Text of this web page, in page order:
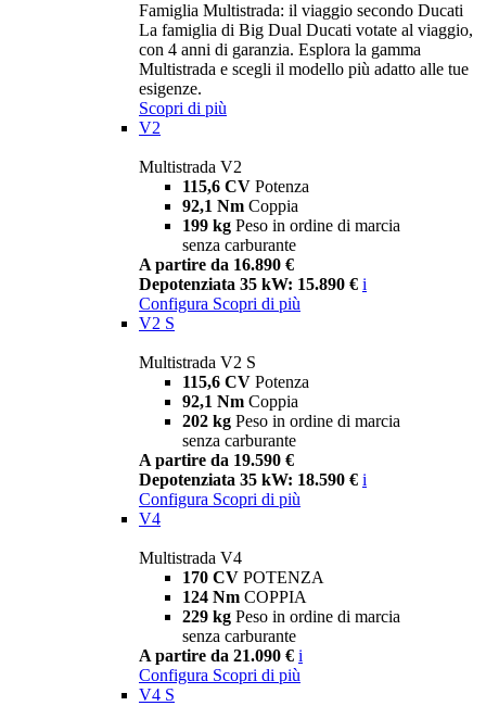
Famiglia Multistrada: il viaggio secondo Ducati
La famiglia di Big Dual Ducati votate al viaggio,
con 4 anni di garanzia. Esplora la gamma
Multistrada e scegli il modello più adatto alle tue
esigenze.
Scopri di più
V2
Multistrada V2
115,6 CV Potenza
92,1 Nm Coppia
199 kg Peso in ordine di marcia
senza carburante
A partire da 16.890 €
Depotenziata 35 kW: 15.890 € i
Configura Scopri di più
V2 S
Multistrada V2 S
115,6 CV Potenza
92,1 Nm Coppia
202 kg Peso in ordine di marcia
senza carburante
A partire da 19.590 €
Depotenziata 35 kW: 18.590 € i
Configura Scopri di più
V4
Multistrada V4
170 CV POTENZA
124 Nm COPPIA
229 kg Peso in ordine di marcia
senza carburante
A partire da 21.090 € i
Configura Scopri di più
V4 S